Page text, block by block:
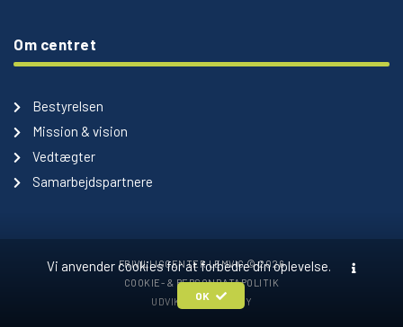
Vi anvender cookies for at forbedre din oplevelse.
OK
Om centret
Bestyrelsen
Mission & vision
Vedtægter
Samarbejdspartnere
FRIVILLIGCENTER LEMVIG © 2026
COOKIE- & PERSONDATAPOLITIK
UDVIKLET AF OPTIFY